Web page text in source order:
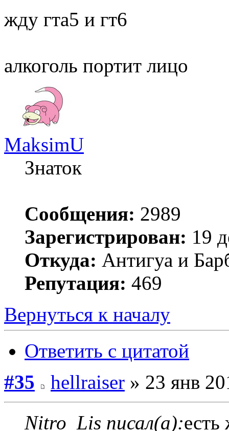
жду гта5 и гт6
алкоголь портит лицо
MaksimU
Знаток
Сообщения: 2989
Зарегистрирован: 19
Откуда: Антигуа и
Репутация: 469
Вернуться к началу
Ответить с цитатой
#35
hellraiser » 23 янв
Nitro_Lis писал(а):есть